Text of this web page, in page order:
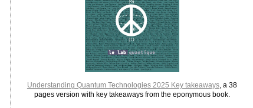
Understanding Quantum Technologies 2025 Key takeaways, a 38
pages version with key takeaways from the eponymous book.